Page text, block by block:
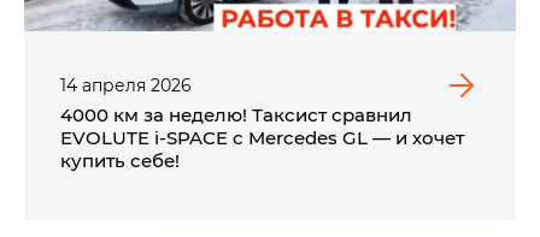
14 апреля 2026
4000 км за неделю! Таксист сравнил
EVOLUTE i‑SPACE с Mercedes GL — и хочет
купить себе!